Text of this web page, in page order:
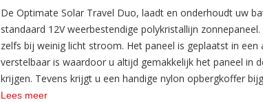
De Optimate Solar Travel Duo, laadt en onderhoudt uw
standaard 12V weerbestendige polykristallijn
zelfs bij weinig licht stroom. Het paneel is geplaatst in
verstelbaar is waardoor u altijd gemakkelijk het paneel in
krijgen. Tevens krijgt u een handige nylon opbergkoffer
oplossing voor plaatsen waar er geen toegang is tot
Lees meer